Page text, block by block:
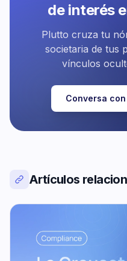
de interés
Plutto cruza tu
societaria de tus
vínculos
Conversa
Artículos